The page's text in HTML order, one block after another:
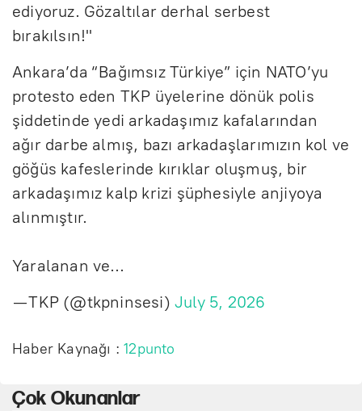
ediyoruz. Gözaltılar derhal serbest
bırakılsın!"
Ankara’da “Bağımsız Türkiye” için NATO’yu
protesto eden TKP üyelerine dönük polis
şiddetinde yedi arkadaşımız kafalarından
ağır darbe almış, bazı arkadaşlarımızın kol ve
göğüs kafeslerinde kırıklar oluşmuş, bir
arkadaşımız kalp krizi şüphesiyle anjiyoya
alınmıştır.
Yaralanan ve…
— TKP (@tkpninsesi) July 5, 2026
Haber Kaynağı :12punto
Çok Okunanlar